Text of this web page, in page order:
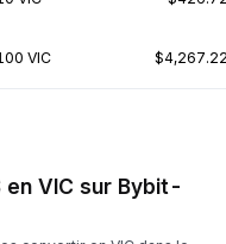
VIC
VIC sur Bybit-